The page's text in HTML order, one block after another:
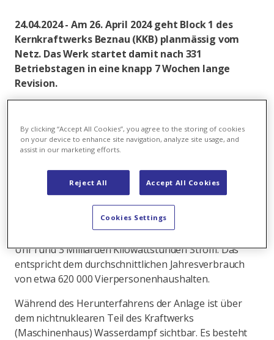
24.04.2024 - Am 26. April 2024 geht Block 1 des
Kernkraftwerks Beznau (KKB) planmässig vom
Netz. Das Werk startet damit nach 331
Betriebstagen in eine knapp 7 Wochen lange
Revision.
und Inspektionen. Im Fokus stehen die Kerneinbauten
und die unteren Durchführungen des
Hochdruckturbinen. Weiter wird der Notstrom-Diesel
des Notstandsystems gegen ein frisch überholtes
Ersatzaggregat getauscht.
Seit dem 1. Juni 2023 produzierte Block 1 rund um die
Uhr rund 3 Milliarden Kilowattstunden Strom. Das
entspricht dem durchschnittlichen Jahresverbrauch
von etwa 620 000 Vierpersonenhaushalten.
Während des Herunterfahrens der Anlage ist über
dem nichtnuklearen Teil des Kraftwerks
(Maschinenhaus) Wasserdampf sichtbar. Es besteht
By clicking “Accept All Cookies”, you agree to the storing of cookies
on your device to enhance site navigation, analyze site usage, and
assist in our marketing efforts.
Reject All Accept All Cookies
Cookies Settings